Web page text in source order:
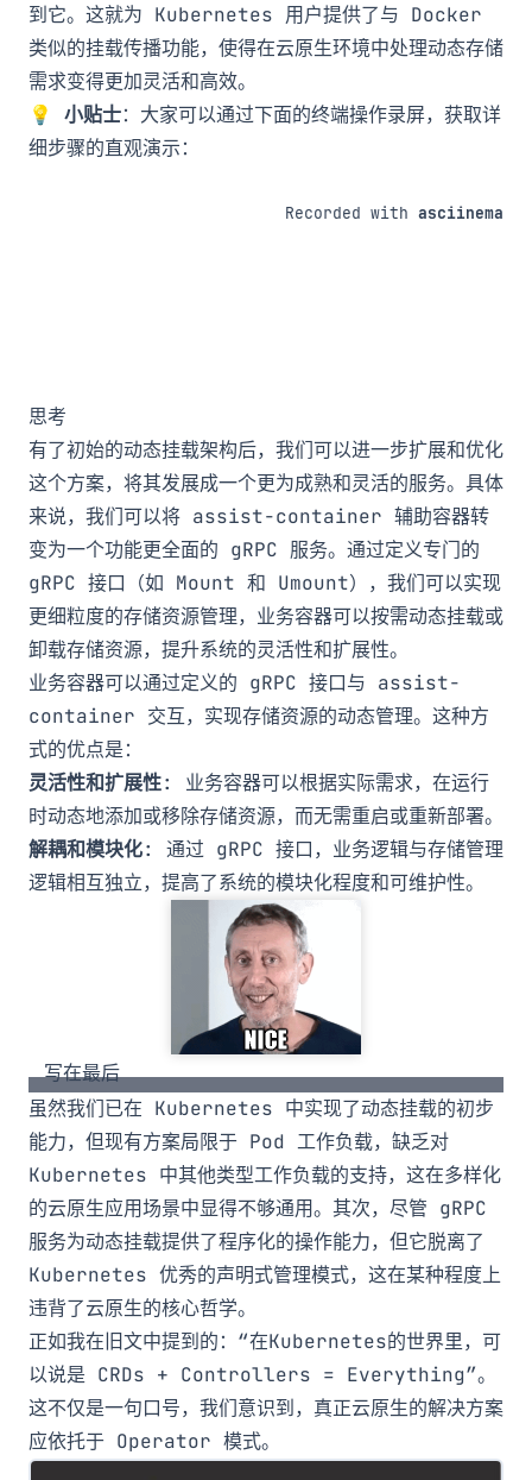
到它。这就为 Kubernetes 用户提供了与 Docker
类似的挂载传播功能，使得在云原生环境中处理动态存储
需求变得更加灵活和高效。
💡 小贴士：大家可以通过下面的终端操作录屏，获取详
细步骤的直观演示：
思考
有了初始的动态挂载架构后，我们可以进一步扩展和优化
这个方案，将其发展成一个更为成熟和灵活的服务。具体
来说，我们可以将 assist-container 辅助容器转
变为一个功能更全面的 gRPC 服务。通过定义专门的
gRPC 接口（如 Mount 和 Umount），我们可以实现
更细粒度的存储资源管理，业务容器可以按需动态挂载或
卸载存储资源，提升系统的灵活性和扩展性。
业务容器可以通过定义的 gRPC 接口与 assist-
container 交互，实现存储资源的动态管理。这种方
式的优点是：
灵活性和扩展性: 业务容器可以根据实际需求，在运行
时动态地添加或移除存储资源，而无需重启或重新部署。
解耦和模块化: 通过 gRPC 接口，业务逻辑与存储管理
逻辑相互独立，提高了系统的模块化程度和可维护性。
写在最后
虽然我们已在 Kubernetes 中实现了动态挂载的初步
能力，但现有方案局限于 Pod 工作负载，缺乏对
Kubernetes 中其他类型工作负载的支持，这在多样化
的云原生应用场景中显得不够通用。其次，尽管 gRPC
服务为动态挂载提供了程序化的操作能力，但它脱离了
Kubernetes 优秀的声明式管理模式，这在某种程度上
违背了云原生的核心哲学。
正如我在旧文中提到的：“在Kubernetes的世界里，可
以说是 CRDs + Controllers = Everything”。
这不仅是一句口号，我们意识到，真正云原生的解决方案
应依托于 Operator 模式。